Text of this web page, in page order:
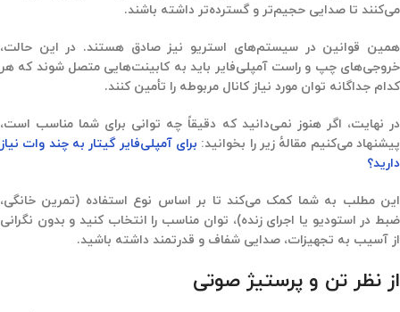
می‌کنند تا صدایی حجیم‌تر و گسترده‌تر داشته باشند.
همین قوانین در سیستم‌های استریو نیز صادق هستند. در این حالت،
خروجی‌های چپ و راست آمپلی‌فایر باید به کابینت‌هایی متصل شوند که هر
کدام جداگانه توان مورد نیاز کانال مربوطه را تأمین کنند.
در نهایت، اگر هنوز نمی‌دانید که دقیقاً چه توانی برای شما مناسب است،
پیشنهاد می‌کنیم مقالهٔ زیر را بخوانید: برای آمپلی‌فایر گیتار به چند وات نیاز
دارید؟
این مطلب به شما کمک می‌کند تا بر اساس نوع استفاده‌ (تمرین خانگی،
ضبط در استودیو یا اجرای زنده)، توان مناسب را انتخاب کنید و بدون نگرانی
از آسیب به تجهیزات، صدایی شفاف و قدرتمند داشته باشید.
از نظر تن و پرستیژ صوتی